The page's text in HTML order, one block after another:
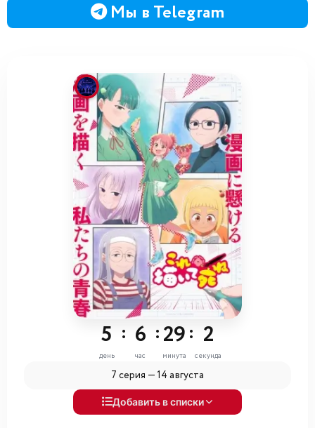
Мы в Telegram
5
день
: 6
час
:29
минута
: 1
секунда
7 серия — 14 августа
Добавить в списки